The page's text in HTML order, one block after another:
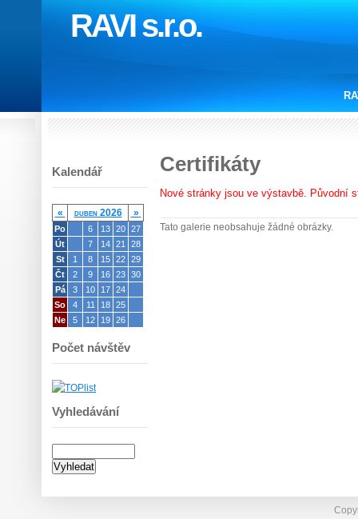
RAVI s.r.o.
Kalendář
« duben 2026 »
Po 6 13 20 27
Út
7 14 21
28
St
1 8 15 22 29
Čt
2 9 16 23 30
Pá
3 10 17 24
So
4 11 18 25
Ne
5 12 19 26
Počet návštěv
Vyhledávání
Certifikáty
Nové stránky jsou ve výstavbě. Původní
Tato galerie neobsahuje žádné obrázky.